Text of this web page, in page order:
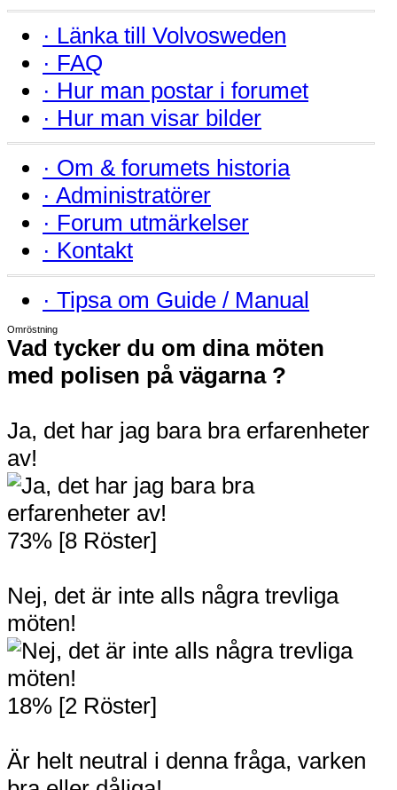
· Länka till Volvosweden
· FAQ
· Hur man postar i forumet
· Hur man visar bilder
· Om & forumets historia
· Administratörer
· Forum utmärkelser
· Kontakt
· Tipsa om Guide / Manual
Omröstning
Vad tycker du om dina möten
med polisen på vägarna ?
Ja, det har jag bara bra erfarenheter
av!
73% [8 Röster]
Nej, det är inte alls några trevliga
möten!
18% [2 Röster]
Är helt neutral i denna fråga, varken